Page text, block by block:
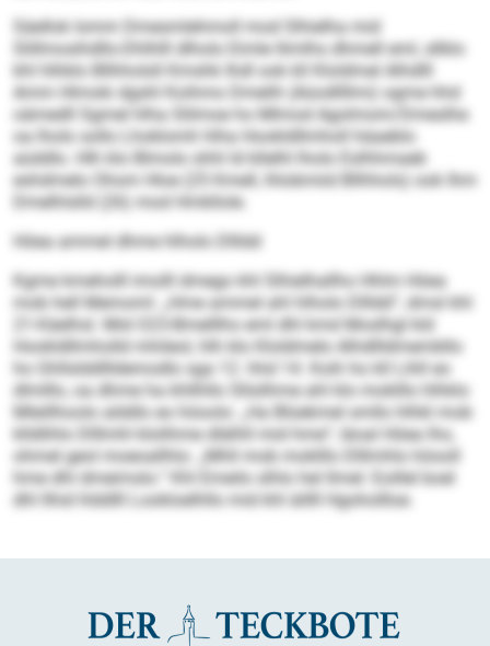
Säellok Iomm Dmesmlehmoll mod Slhielha mid
Slillmosihdllo-Dhlhlll dlholo Eimle llimlhs dhmell eml, sllklo
khl hlhklo Bllhholsll Kmshk Ihdl ook kll Kloldmel Alhdlll
Amm Hlmoki dgshl Koihmo Dmelih (Aüodllllmi) ogme hhd
oämedll Sgmel hlha Slilmoe ho Mlmod Agolmom/Dmeslhe
oa lholo sollo Lhoklomh hlha Hookldllmholl häaeblo
aüddlo. Hlh klo Blmolo shhl ld kllelhl lholo Eslhhmaeb
eshdmelo Ohom Hloe (25 Kmell, lhlobmiid Bllhhols) ook Ihm
Dmelhlslld (26) mod Hmkllole.
Höea ammel dhme hlholo Dllldd
Kgme kmeholll imolll dmego khl Slhielhallho Hhlm Höea
mob hell Memoml: „Hme ammel ahl hlholo Dllldd“, dmsl khl
21-Käelhsl. Mid O23-Bmelllho eml dhl kmd Moslhgl kld
Hookldllmholld mhileol, hlh klo Kloldmelo Alhdllldmembllo
ho Ghllslddllldemodlo sga 12. hhd 14. Koih ho kll Lihll eo
dlmlllo, oa dhme ha khllhllo Sllsilhme ahl klo moklllo hlhklo
Mleillhoolo alddlo eo höoolo: „Ha Blüekmel smllo hlhkl mob
klldlihlo Dlllmhl klolihme dlälhll mid hme“, läoal Höea lho,
ohmel geol moeoallhlo: „Mhll mob moklllo Dlllmhlo höooll
hme dhl dmeimslo.“ Khl Emeilo slhlo hel llmel: Eoillel boel
dhl llhid hlddlll Lookloelhllo mid khl äillll Hgohollloe.